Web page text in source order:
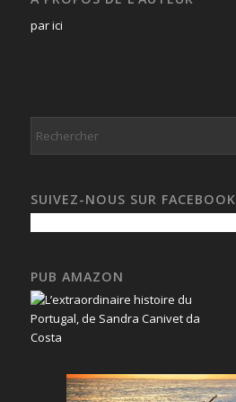
par ici
SUIVEZ-NOUS SUR FACEBOOK
PUB AMAZON